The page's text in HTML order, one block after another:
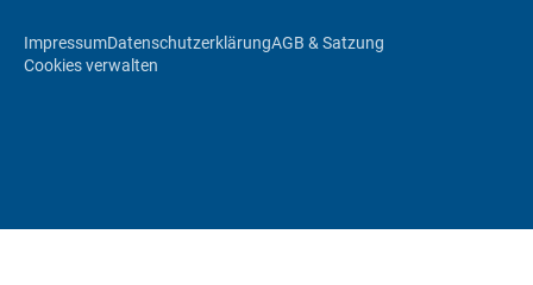
ImpressumDatenschutzerklärungAGB & Satzung
Cookies verwalten